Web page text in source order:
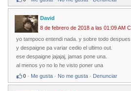
David
8 de febrero de 2018 a las 01:09 AM
yo tampoco entendi nada. y sobre todo despues
y despaigne pa variar cedio el ultimo out.
ese despaigne jajajaj, jamas pone una.
al menos yo no lo he visto poner una
0 · Me gusta · No me gusta · Denunciar